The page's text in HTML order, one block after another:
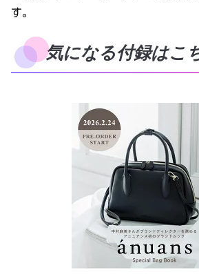
す。
気になる付録はこ